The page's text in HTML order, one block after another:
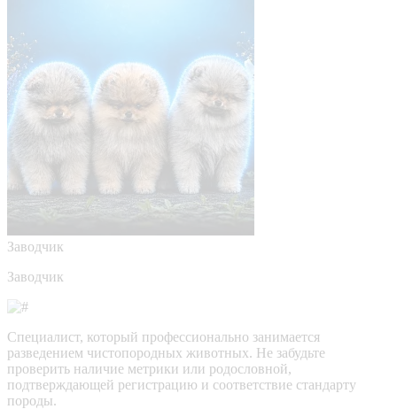
Заводчик
Заводчик
Специалист, который профессионально занимается
разведением чистопородных животных. Не забудьте
проверить наличие метрики или родословной,
подтверждающей регистрацию и соответствие стандарту
породы.